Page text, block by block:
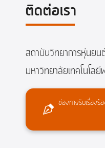
ติดต่อเรา
สถาบันวิทยาการหุ่นยน
มหาวิทยาลัยเทคโนโล
ช่องทางรับเรื่องร้